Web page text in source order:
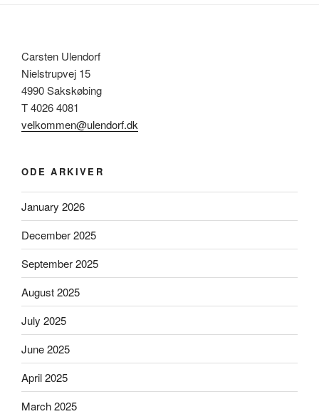
Carsten Ulendorf
Nielstrupvej 15
4990 Sakskøbing
T 4026 4081
velkommen@ulendorf.dk
ODE ARKIVER
January 2026
December 2025
September 2025
August 2025
July 2025
June 2025
April 2025
March 2025